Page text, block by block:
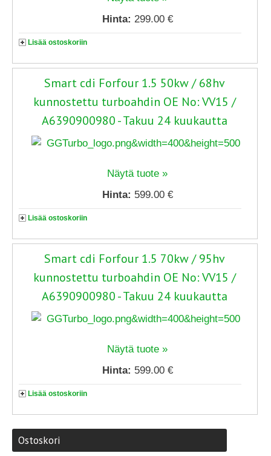
Hinta: 299.00 €
Lisää ostoskoriin
Smart cdi Forfour 1.5 50kw / 68hv
kunnostettu turboahdin OE No: VV15 /
A6390900980 - Takuu 24 kuukautta
Näytä tuote »
Hinta: 599.00 €
Lisää ostoskoriin
Smart cdi Forfour 1.5 70kw / 95hv
kunnostettu turboahdin OE No: VV15 /
A6390900980 - Takuu 24 kuukautta
Näytä tuote »
Hinta: 599.00 €
Lisää ostoskoriin
Ostoskori